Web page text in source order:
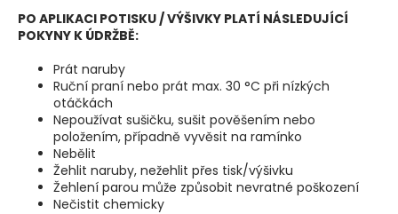
PO APLIKACI POTISKU / VÝŠIVKY PLATÍ NÁSLEDUJÍCÍ
POKYNY K ÚDRŽBĚ:
Prát naruby
Ruční praní nebo prát max. 30 °C při nízkých
otáčkách
Nepoužívat sušičku, sušit pověšením nebo
položením, případně vyvěsit na ramínko
Nebělit
Žehlit naruby, nežehlit přes tisk/výšivku
Žehlení parou může způsobit nevratné poškození
Nečistit chemicky